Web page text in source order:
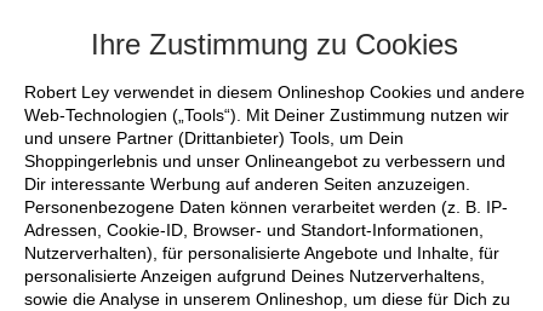
Ihre Zustimmung zu Cookies
Robert Ley verwendet in diesem Onlineshop Cookies und andere
Web-Technologien („Tools“). Mit Deiner Zustimmung nutzen wir
und unsere Partner (Drittanbieter) Tools, um Dein
Shoppingerlebnis und unser Onlineangebot zu verbessern und
Dir interessante Werbung auf anderen Seiten anzuzeigen.
Personenbezogene Daten können verarbeitet werden (z. B. IP-
Adressen, Cookie-ID, Browser- und Standort-Informationen,
Nutzerverhalten), für personalisierte Angebote und Inhalte, für
personalisierte Anzeigen aufgrund Deines Nutzerverhaltens,
sowie die Analyse in unserem Onlineshop, um diese für Dich zu